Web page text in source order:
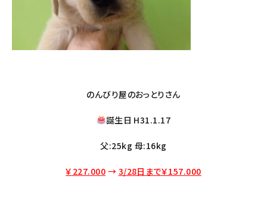
のんびり屋のおっとりさん
誕生日 H31.1.17
父:25kg 母:16kg
￥227.000 → 3/28日まで￥157.000